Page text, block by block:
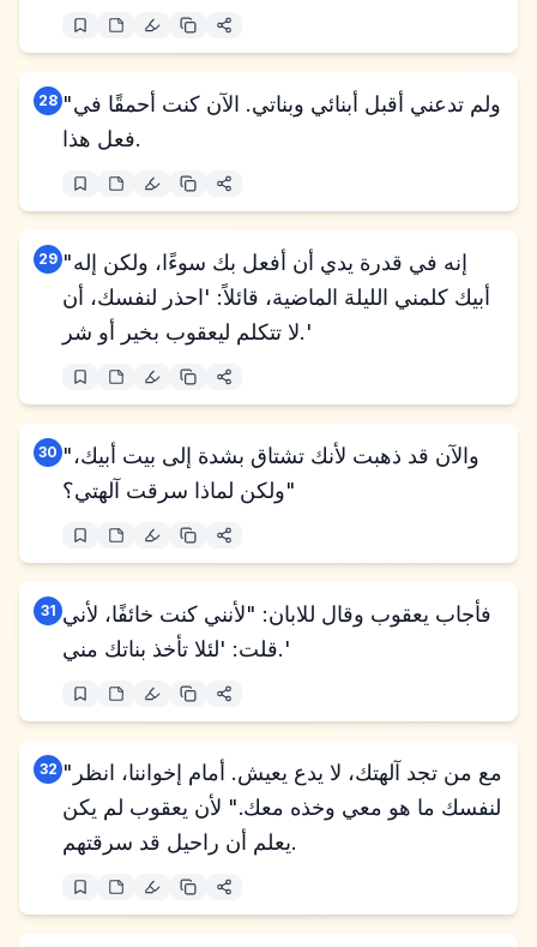
28 "ولم تدعني أقبل أبنائي وبناتي. الآن كنت أحمقًا في
فعل هذا.
29 "إنه في قدرة يدي أن أفعل بك سوءًا، ولكن إله
أبيك كلمني الليلة الماضية، قائلاً: 'احذر لنفسك، أن
لا تتكلم ليعقوب بخير أو شر.'
30 "والآن قد ذهبت لأنك تشتاق بشدة إلى بيت أبيك،
ولكن لماذا سرقت آلهتي؟"
31 فأجاب يعقوب وقال للابان: "لأنني كنت خائفًا، لأني
قلت: 'لئلا تأخذ بناتك مني.'
32 "مع من تجد آلهتك، لا يدع يعيش. أمام إخواننا، انظر
لنفسك ما هو معي وخذه معك." لأن يعقوب لم يكن
يعلم أن راحيل قد سرقتهم.